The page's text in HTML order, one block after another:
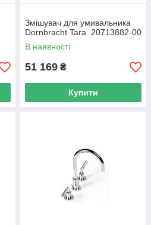
Змішувач для умивальника
Dornbracht Tara. 20713882-00
В наявності
51 169 ₴
Купити